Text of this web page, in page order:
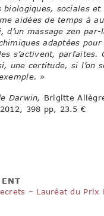
biologiques, sociales
aidées de temps à
d’un massage zen par-
adaptées
s’activent, parfaites.
une certitude, si l’on
»
Darwin, Brigitte
398 pp, 23.5 €
– Lauréat du Prix